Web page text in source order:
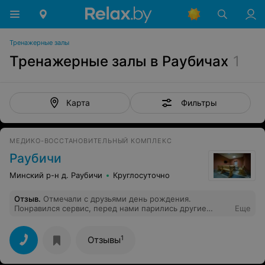
Тренажерные залы
Тренажерные залы в Раубичах 1
Карта Фильтры
МЕДИКО-ВОССТАНОВИТЕЛЬНЫЙ КОМПЛЕКС
Раубичи
Минский р-н д. Раубичи Круглосуточно
Отзыв. Отмечали с друзьями день рождения.
Понравился сервис, перед нами парились другие
заменили воду в бассейне. Прямо на террасе
подготовили для нас мангал с углями, в самой бане
разожгли камин. Забыли тарелки, но и тут порадовало
- посуда (не одноразовая), чайник, стаканы,
Еще
Отзывы1